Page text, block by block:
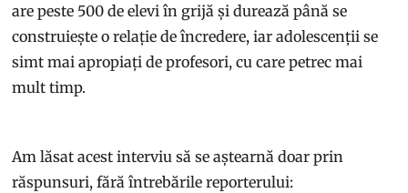
are peste 500 de elevi în grijă și durează până se
construiește o relație de încredere, iar adolescenții se
simt mai apropiați de profesori, cu care petrec mai
mult timp.
Am lăsat acest interviu să se aștearnă doar prin
răspunsuri, fără întrebările reporterului: